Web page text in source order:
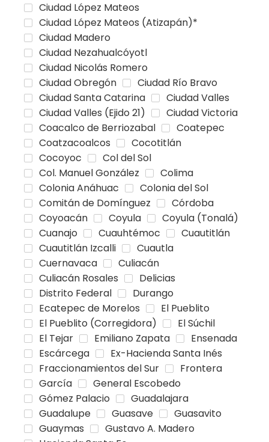
Ciudad López Mateos
Ciudad López Mateos (Atizapán)*
Ciudad Madero
Ciudad Nezahualcóyotl
Ciudad Nicolás Romero
Ciudad Obregón
Ciudad Río Bravo
Ciudad Santa Catarina
Ciudad Valles
Ciudad Valles (Ejido 21)
Ciudad Victoria
Coacalco de Berriozabal
Coatepec
Coatzacoalcos
Cocotitlán
Cocoyoc
Col del Sol
Col. Manuel González
Colima
Colonia Anáhuac
Colonia del Sol
Comitán de Domínguez
Córdoba
Coyoacán
Coyula
Coyula (Tonalá)
Cuanajo
Cuauhtémoc
Cuautitlán
Cuautitlán Izcalli
Cuautla
Cuernavaca
Culiacán
Culiacán Rosales
Delicias
Distrito Federal
Durango
Ecatepec de Morelos
El Pueblito
El Pueblito (Corregidora)
El Súchil
El Tejar
Emiliano Zapata
Ensenada
Escárcega
Ex-Hacienda Santa Inés
Fraccionamientos del Sur
Frontera
García
General Escobedo
Gómez Palacio
Guadalajara
Guadalupe
Guasave
Guasavito
Guaymas
Gustavo A. Madero